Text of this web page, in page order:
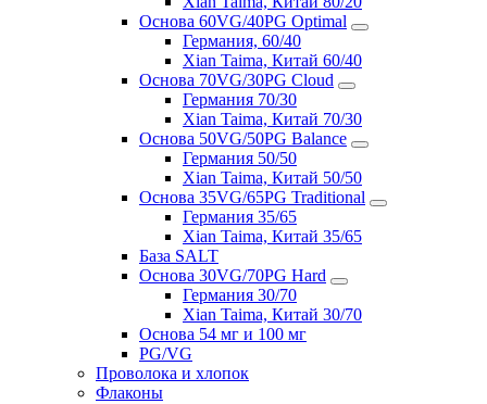
Основа 60VG/40PG Optimal
Германия, 60/40
Xian Taima, Китай 60/40
Основа 70VG/30PG Cloud
Германия 70/30
Xian Taima, Китай 70/30
Основа 50VG/50PG Balance
Германия 50/50
Xian Taima, Китай 50/50
Основа 35VG/65PG Traditional
Германия 35/65
Xian Taima, Китай 35/65
База SALT
Основа 30VG/70PG Hard
Германия 30/70
Xian Taima, Китай 30/70
Основа 54 мг и 100 мг
PG/VG
Проволока и хлопок
Флаконы